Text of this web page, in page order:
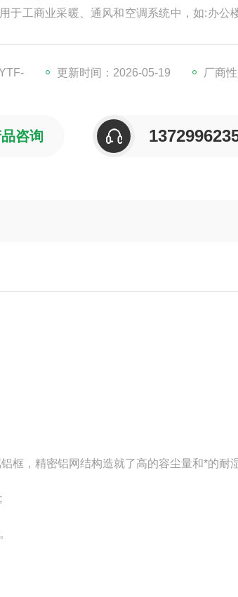
于工商业采暖、通风和空调系统中，如:办
更新时间：2026-05-19 厂商
咨询
框，精密铝网结构造就了高的容尘量和*的